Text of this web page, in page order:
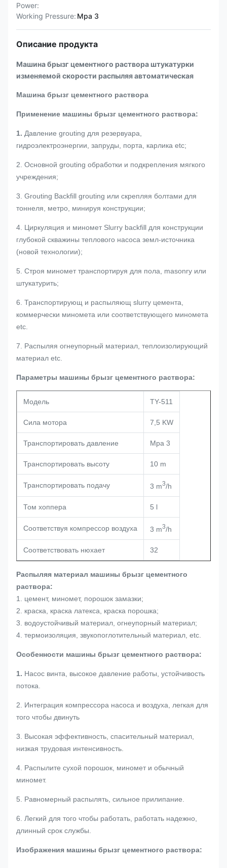
Power:
Working Pressure: Mpa 3
Описание продукта
Машина брызг цементного раствора штукатурки
изменяемой скорости распыляя автоматическая
Машина брызг цементного раствора
Применение машины брызг цементного раствора:
1. Давление grouting для резервуара,
гидроэлектроэнергии, запруды, порта, карлика etc;
2. Основной grouting обработки и подкрепления мягкого
учреждения;
3. Grouting Backfill grouting или скрепляя болтами для
тоннеля, метро, минируя конструкции;
4. Циркуляция и миномет Slurry backfill для конструкции
глубокой скважины теплового насоса земл-источника
(новой технологии);
5. Строя миномет транспортируя для пола, masonry или
штукатурить;
6. Транспортирующ и распыляющ slurry цемента,
коммерчески миномета или соответствующего миномета
etc.
7. Распыляя огнеупорный материал, теплоизолирующий
материал etc.
Параметры машины брызг цементного раствора:
Модель TY-511
Сила мотора 7,5 KW
Транспортировать давление Mpa 3
Транспортировать высоту 10 m
Транспортировать подачу 3 m3/h
Том хоппера 5 l
Соответствуя компрессор воздуха 3 m3/h
Соответствовать нюхает 32
Распыляя материал машины брызг цементного
раствора:
1. цемент, миномет, порошок замазки;
2. краска, краска латекса, краска порошка;
3. водоустойчивый материал, огнеупорный материал;
4. термоизоляция, звукопоглотительный материал, etc.
Особенности машины брызг цементного раствора:
1. Насос винта, высокое давление работы, устойчивость
потока.
2. Интеграция компрессора насоса и воздуха, легкая для
того чтобы двинуть
3. Высокая эффективность, спасительный материал,
низкая трудовая интенсивность.
4. Распылите сухой порошок, миномет и обычный
миномет.
5. Равномерный распылять, сильное прилипание.
6. Легкий для того чтобы работать, работать надежно,
длинный срок службы.
Изображения машины брызг цементного раствора: